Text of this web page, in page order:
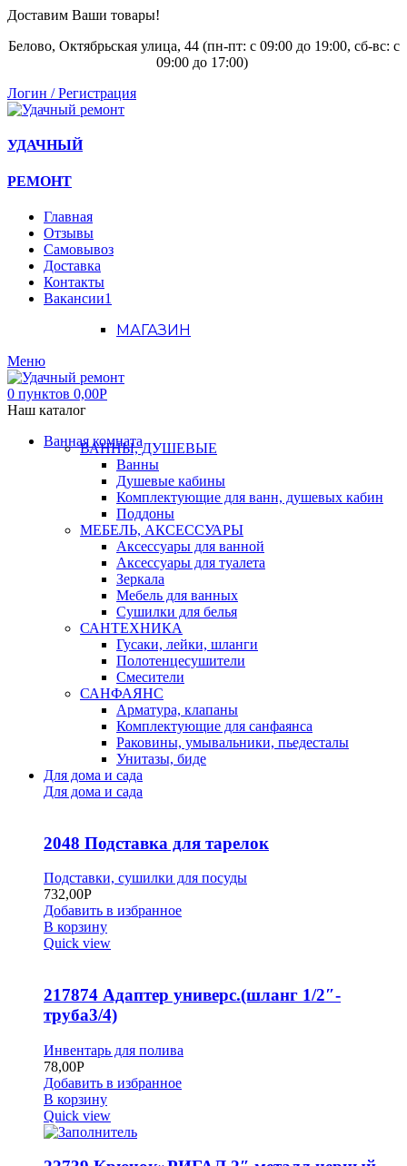
Доставим Ваши товары!
Белово, Октябрьская улица, 44 (пн-пт: с 09:00 до 19:00, сб-вс: с
09:00 до 17:00)
Логин / Регистрация
УДАЧНЫЙ
РЕМОНТ
Главная
Отзывы
Самовывоз
Доставка
Контакты
Вакансии1
МАГАЗИН
Меню
0 пунктов 0,00Р
Наш каталог
Ванная комната
ВАННЫ, ДУШЕВЫЕ
Ванны
Душевые кабины
Комплектующие для ванн, душевых кабин
Поддоны
МЕБЕЛЬ, АКСЕССУАРЫ
Аксессуары для ванной
Аксессуары для туалета
Зеркала
Мебель для ванных
Сушилки для белья
САНТЕХНИКА
Гусаки, лейки, шланги
Полотенцесушители
Смесители
САНФАЯНС
Арматура, клапаны
Комплектующие для санфаянса
Раковины, умывальники, пьедесталы
Унитазы, биде
Для дома и сада
Для дома и сада
2048 Подставка для тарелок
Подставки, сушилки для посуды
732,00Р
Добавить в избранное
В корзину
Quick view
217874 Адаптер универс.(шланг 1/2″-
труба3/4)
Инвентарь для полива
78,00Р
Добавить в избранное
В корзину
Quick view